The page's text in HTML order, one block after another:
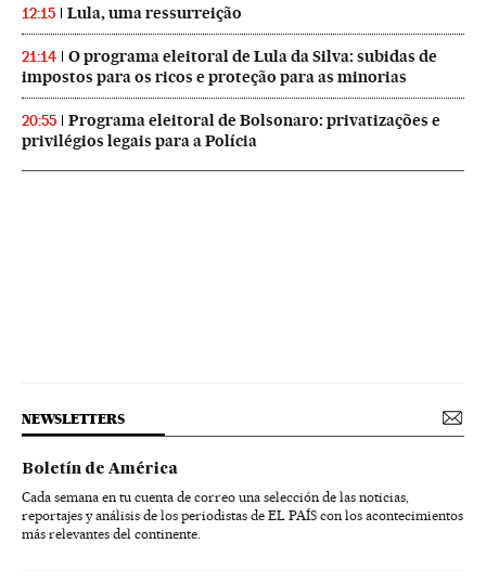
12:15 Lula, uma ressurreição
21:14
O programa eleitoral de Lula da Silva: subidas de
impostos para os ricos e proteção para as minorias
20:55
Programa eleitoral de Bolsonaro: privatizações e
privilégios legais para a Polícia
NEWSLETTERS
Boletín de América
Cada semana en tu cuenta de correo una selección de las noticias,
reportajes y análisis de los periodistas de EL PAÍS con los acontecimientos
más relevantes del continente.